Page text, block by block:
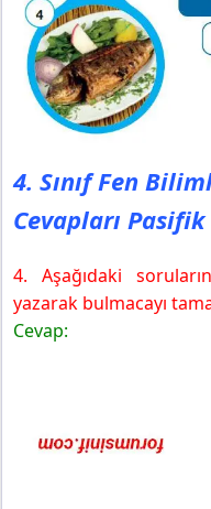
4. Sınıf Fen
Cevapları Pasifik
4. Aşağıdaki
yazarak bulmacayı
Cevap: